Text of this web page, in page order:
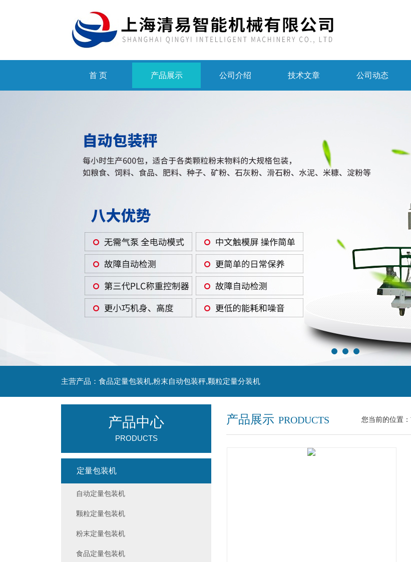
首 页 产品展示 公司介绍 技术文章 公司动态
主营产品：食品定量包装机,粉末自动包装秤,颗粒定量分装机
产品展示 PRODUCTS 您当前的位置：
产品中心
PRODUCTS
定量包装机
自动定量包装机
颗粒定量包装机
粉末定量包装机
食品定量包装机